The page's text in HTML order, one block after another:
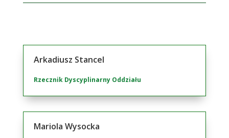
Arkadiusz Stancel
Rzecznik Dyscyplinarny Oddziału
Mariola Wysocka